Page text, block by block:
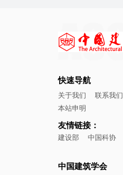
快速导航
关于我们 联系我们
本站申明
友情链接：
建设部 中国科协
中国建筑学会